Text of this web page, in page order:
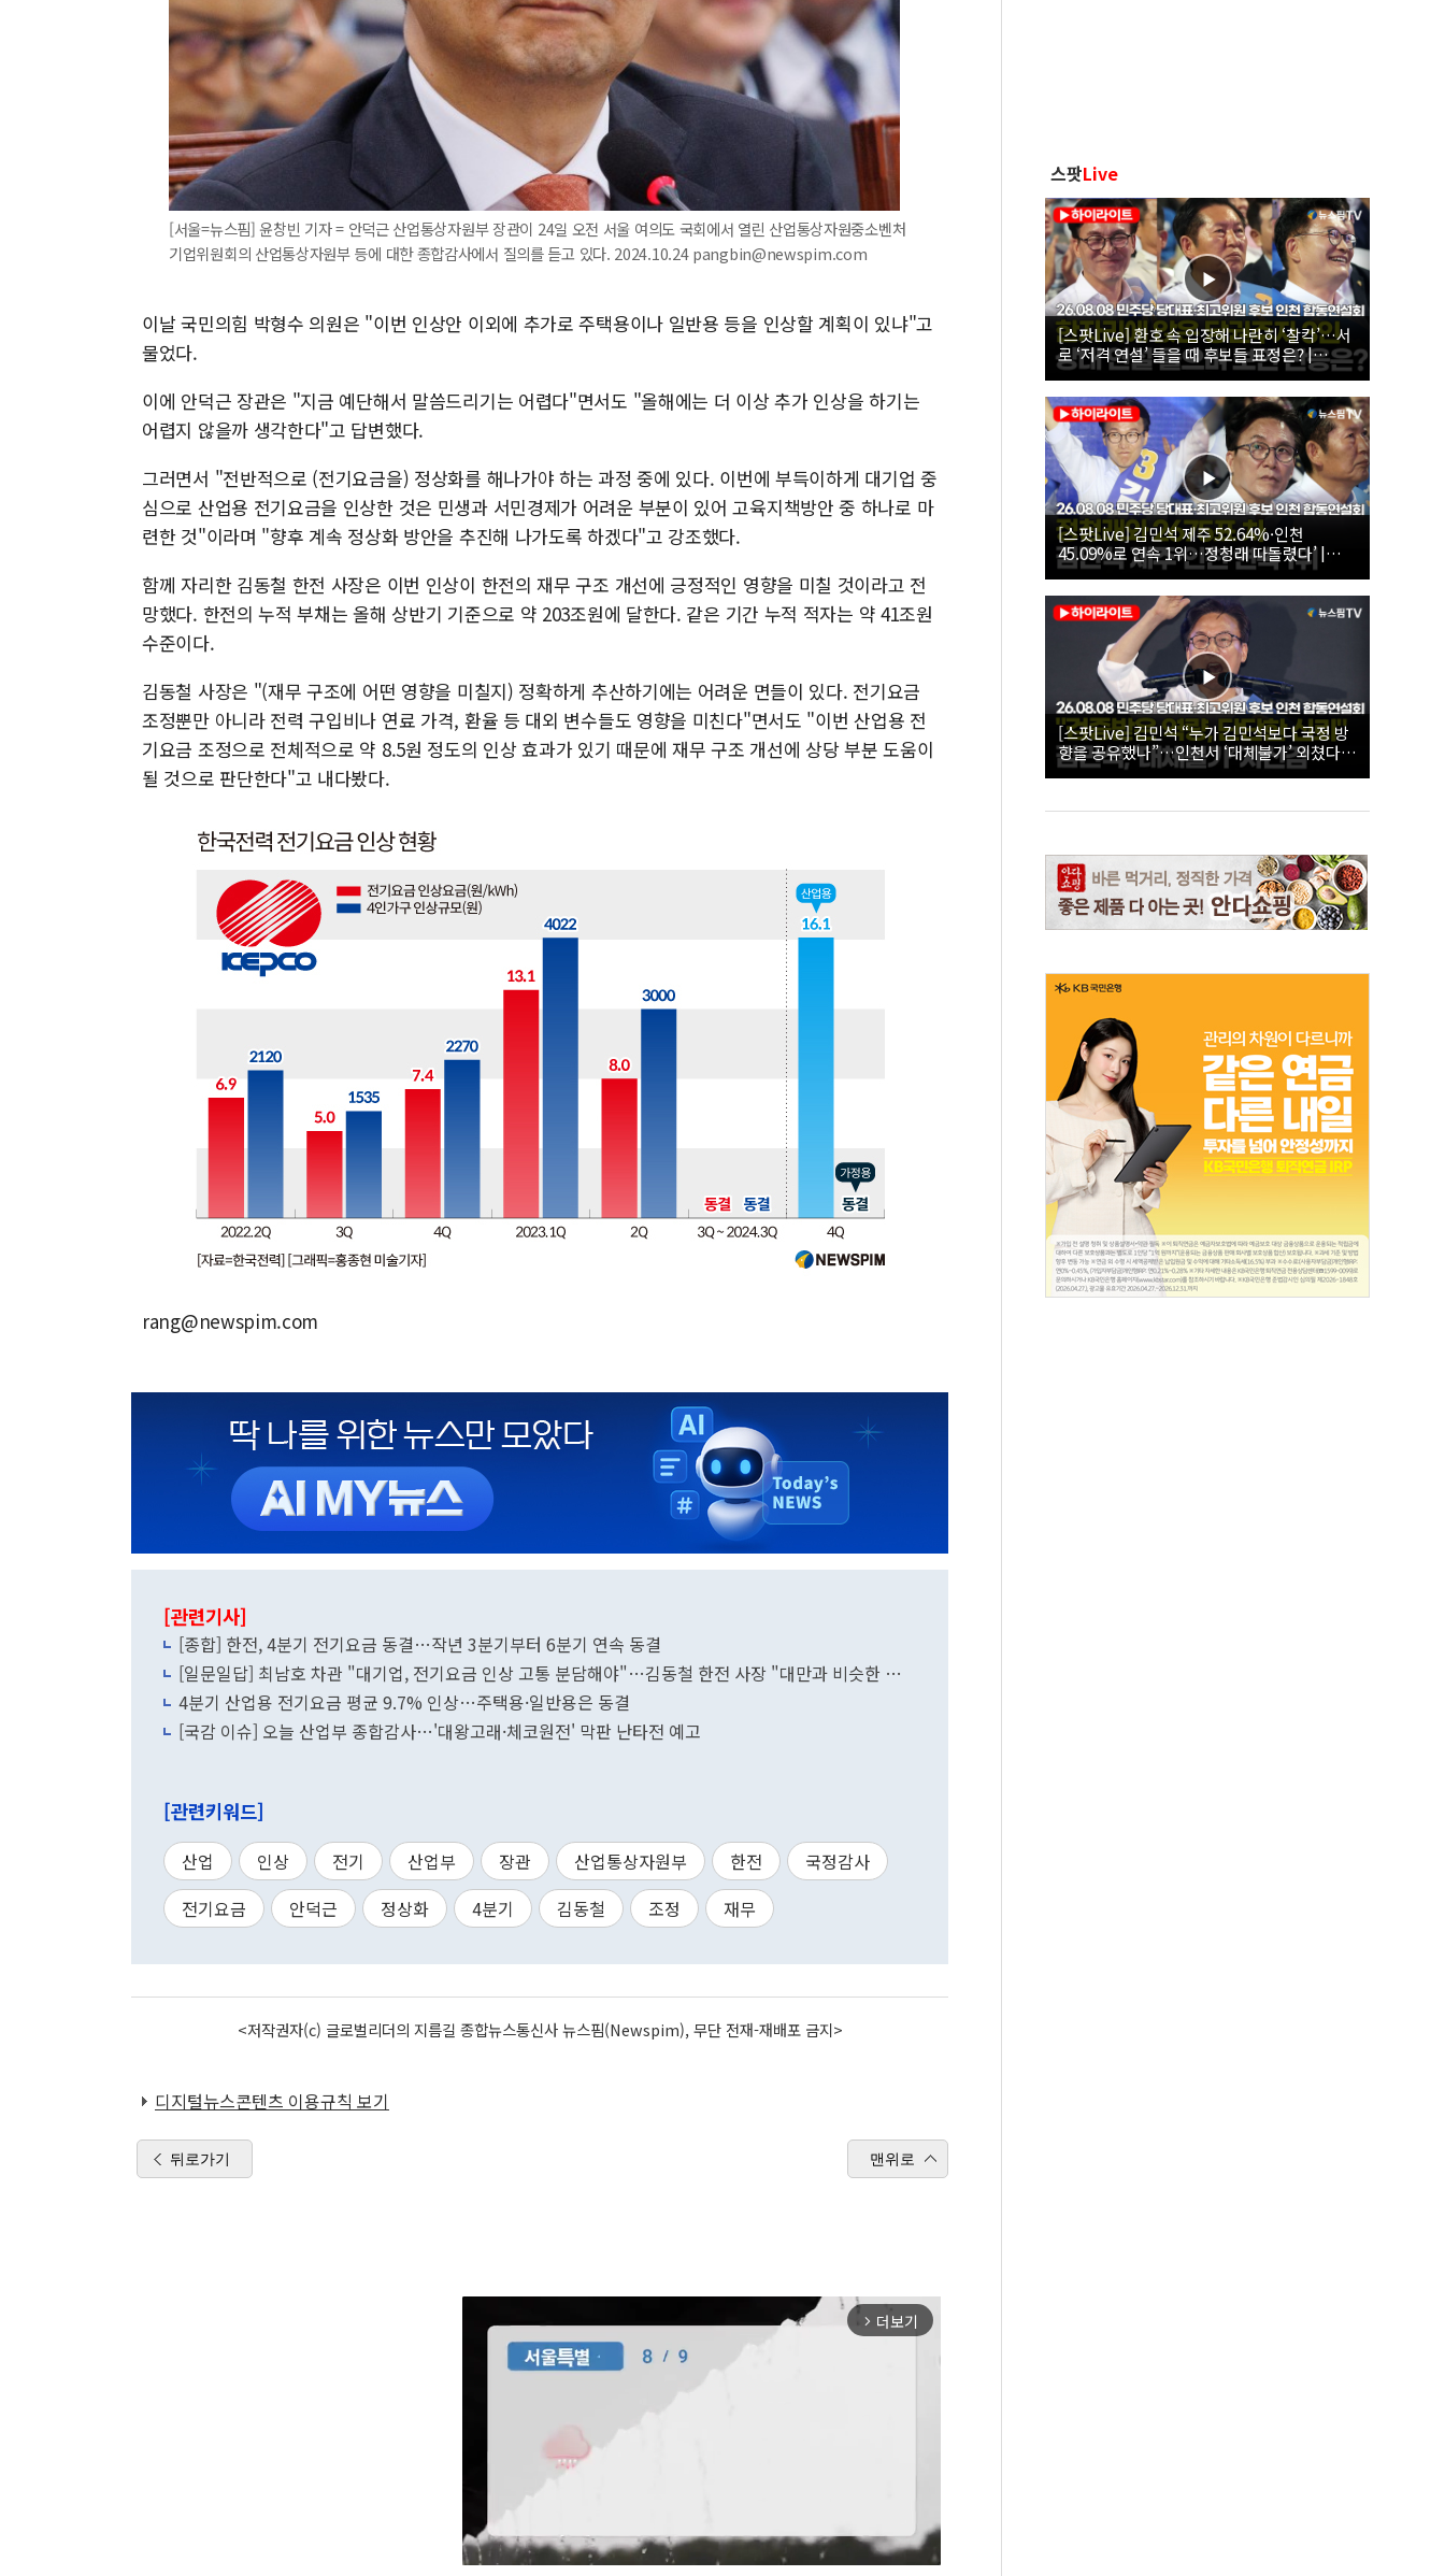
[서울=뉴스핌] 윤창빈 기자 = 안덕근 산업통상자원부 장관이 24일 오전 서울 여의도 국회에서 열린 산업통상자원중소벤처
기업위원회의 산업통상자원부 등에 대한 종합감사에서 질의를 듣고 있다. 2024.10.24 pangbin@newspim.com
이날 국민의힘 박형수 의원은 "이번 인상안 이외에 추가로 주택용이나 일반용 등을 인상할 계획이 있냐"고
물었다.
이에 안덕근 장관은 "지금 예단해서 말씀드리기는 어렵다"면서도 "올해에는 더 이상 추가 인상을 하기는
어렵지 않을까 생각한다"고 답변했다.
그러면서 "전반적으로 (전기요금을) 정상화를 해나가야 하는 과정 중에 있다. 이번에 부득이하게 대기업 중
심으로 산업용 전기요금을 인상한 것은 민생과 서민경제가 어려운 부분이 있어 고육지책방안 중 하나로 마
련한 것"이라며 "향후 계속 정상화 방안을 추진해 나가도록 하겠다"고 강조했다.
함께 자리한 김동철 한전 사장은 이번 인상이 한전의 재무 구조 개선에 긍정적인 영향을 미칠 것이라고 전
망했다. 한전의 누적 부채는 올해 상반기 기준으로 약 203조원에 달한다. 같은 기간 누적 적자는 약 41조원
수준이다.
김동철 사장은 "(재무 구조에 어떤 영향을 미칠지) 정확하게 추산하기에는 어려운 면들이 있다. 전기요금
조정뿐만 아니라 전력 구입비나 연료 가격, 환율 등 대외 변수들도 영향을 미친다"면서도 "이번 산업용 전
기요금 조정으로 전체적으로 약 8.5원 정도의 인상 효과가 있기 때문에 재무 구조 개선에 상당 부분 도움이
될 것으로 판단한다"고 내다봤다.
rang@newspim.com
[관련기사]
[종합] 한전, 4분기 전기요금 동결…작년 3분기부터 6분기 연속 동결
[일문일답] 최남호 차관 "대기업, 전기요금 인상 고통 분담해야"…김동철 한전 사장 "대만과 비슷한 수
준"
4분기 산업용 전기요금 평균 9.7% 인상…주택용·일반용은 동결
[국감 이슈] 오늘 산업부 종합감사…'대왕고래·체코원전' 막판 난타전 예고
[관련키워드]
산업 인상 전기 산업부 장관 산업통상자원부 한전
국정감사
전기요금
안덕근 정상화 4분기 김동철 조정 재무
<저작권자(c) 글로벌리더의 지름길 종합뉴스통신사 뉴스핌(Newspim), 무단 전재-재배포 금지>
디지털뉴스콘텐츠 이용규칙 보기
뒤로가기 맨위로
arrow_forward_ios 더보기
스팟Live
[스팟Live] 환호 속 입장해 나란히 ‘찰칵’…서
로 ‘저격 연설’ 들을 때 후보들 표정은? |
26.08.08 더불어민주당 당대표·최고위원 후
보 인천 합동연설회
[스팟Live] 김민석 제주 52.64%·인천
45.09%로 연속 1위…정청래 따돌렸다’ |
26.08.08 더불어민주당 당대표·최고위원 후
보 인천 합동연설회
[스팟Live] 김민석 “누가 김민석보다 국정 방
향을 공유했나”…인천서 ‘대체불가’ 외쳤다 |
26.08.08 더불어민주당 당대표·최고위원 후